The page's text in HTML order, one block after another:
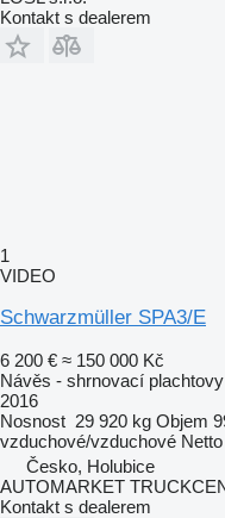
Kontakt s dealerem
1
VIDEO
Schwarzmüller SPA3/E
6 200 € ≈ 150 000 Kč
Návěs - shrnovací
2016
Nosnost 29 920 kg Objem
vzduchové/vzduchové
Česko, Holubice
AUTOMARKET
Kontakt s dealerem